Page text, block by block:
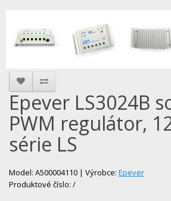
Epever LS3024B
PWM regulátor,
série LS
Model: A500004110 | Výrobce: Epever
Produktové číslo: /